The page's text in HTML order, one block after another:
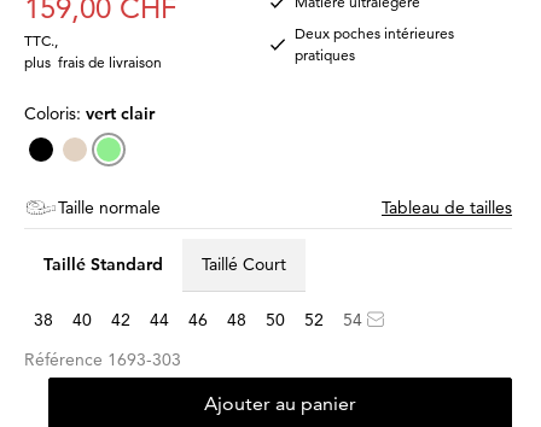
159,00 CHF
TTC.
plus frais de livraison
Deux poches intérieures
pratiques
Coloris: vert clair
Taille normale Tableau de tailles
Taillé Standard Taillé Court
38 40 42 44 46 48 50 52
54
Référence 1693-303
Ajouter au panier